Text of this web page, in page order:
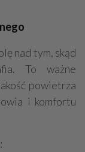
nad tym, skąd
To ważne
powietrza
i komfortu